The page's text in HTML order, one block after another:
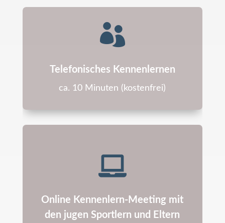

Telefonisches Kennenlernen
ca. 10 Minuten (kostenfrei)

Online Kennenlern-Meeting mit
den jugen Sportlern und Eltern